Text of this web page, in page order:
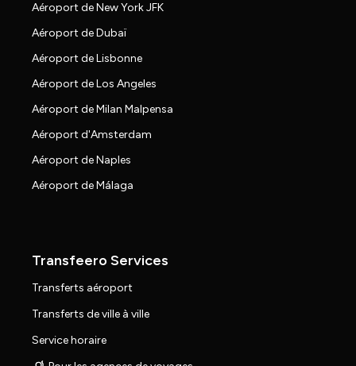
Aéroport de New York JFK
Aéroport de Dubaï
Aéroport de Lisbonne
Aéroport de Los Angeles
Aéroport de Milan Malpensa
Aéroport d'Amsterdam
Aéroport de Naples
Aéroport de Málaga
Transfeero Services
Transferts aéroport
Transferts de ville à ville
Service horaire